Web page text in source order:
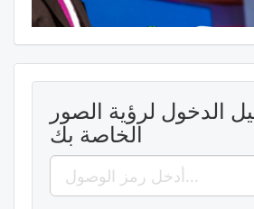
الدخول لرؤية الصور
الخاصة بك